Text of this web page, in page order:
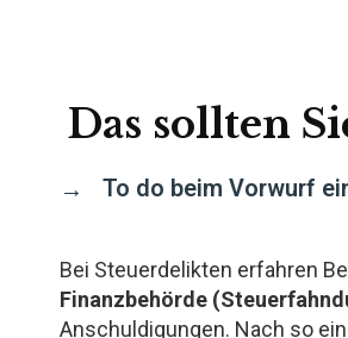
Das sollten
To do beim Vorwurf
Bei Steuerdelikten erfahren
Finanzbehörde
Anschuldigungen. Nach so